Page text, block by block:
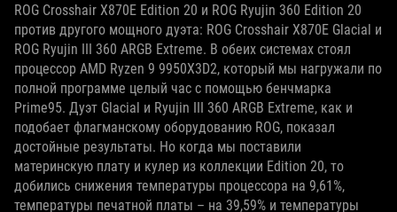
ROG Crosshair X870E Edition 20 и ROG Ryujin 360 Edition 20
против другого мощного дуэта: ROG Crosshair X870E Glacial и
ROG Ryujin III 360 ARGB Extreme. В обеих системах стоял
процессор AMD Ryzen 9 9950X3D2, который мы нагружали по
полной программе целый час с помощью бенчмарка
Prime95. Дуэт Glacial и Ryujin III 360 ARGB Extreme, как и
подобает флагманскому оборудованию ROG, показал
достойные результаты. Но когда мы поставили
материнскую плату и кулер из коллекции Edition 20, то
добились снижения температуры процессора на 9,61%,
температуры печатной платы – на 39,59% и температуры